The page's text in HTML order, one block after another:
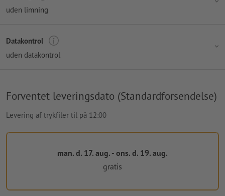
uden limning
Datakontrol
uden datakontrol
Forventet leveringsdato (Standardforsendelse)
Levering af trykfiler til på 12:00
man. d. 17. aug. - ons. d. 19. aug.
gratis